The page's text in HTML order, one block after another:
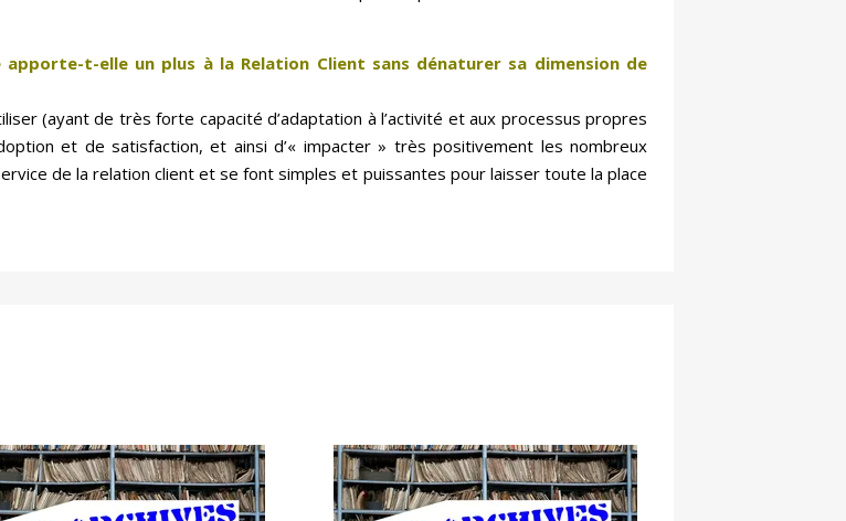
apporte-t-elle un plus à la Relation Client sans dénaturer sa dimension de
(ayant de très forte capacité d’adaptation à l’activité et aux processus propres
et de satisfaction, et ainsi d’« impacter » très positivement les nombreux
de la relation client et se font simples et puissantes pour laisser toute la place